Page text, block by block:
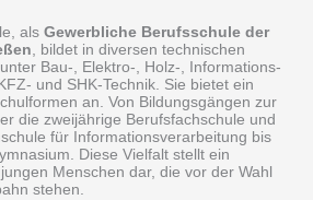
als Gewerbliche Berufsschule der
, bildet in diversen technischen
Bau-, Elektro-, Holz-, Informations-
und SHK-Technik. Sie bietet ein
an. Von Bildungsgängen zur
die zweijährige Berufsfachschule und
für Informationsverarbeitung bis
Diese Vielfalt stellt ein
Menschen dar, die vor der Wahl
stehen.